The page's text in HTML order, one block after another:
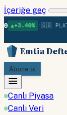
İçeriğe geç
• 🇬🇧 PLATIN1.736
Emtia
Abone ol
Canlı Piyasa
Canlı Veri